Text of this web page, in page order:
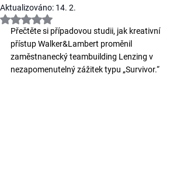
Aktualizováno: 14. 2.
Hodnoceno NaN z 5 hvězdiček.
Přečtěte si případovou studii, jak kreativní
přístup Walker&Lambert proměnil
zaměstnanecký teambuilding Lenzing v
nezapomenutelný zážitek typu „Survivor.“